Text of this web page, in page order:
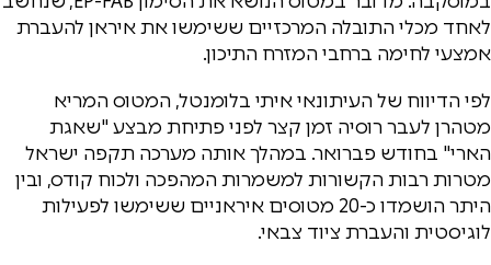
לאחד מכלי התובלה המרכזיים ששימשו את איראן להעברת
אמצעי לחימה ברחבי המזרח התיכון.
לפי הדיווח של העיתונאי איתי בלומנטל, המטוס המריא
מטהרן לעבר רוסיה זמן קצר לפני פתיחת מבצע "שאגת
הארי" בחודש פברואר. במהלך אותה מערכה תקפה ישראל
מטרות רבות הקשורות למשמרות המהפכה ולכוח קודס, ובין
היתר הושמדו כ-20 מטוסים איראניים ששימשו לפעילות
לוגיסטית והעברת ציוד צבאי.